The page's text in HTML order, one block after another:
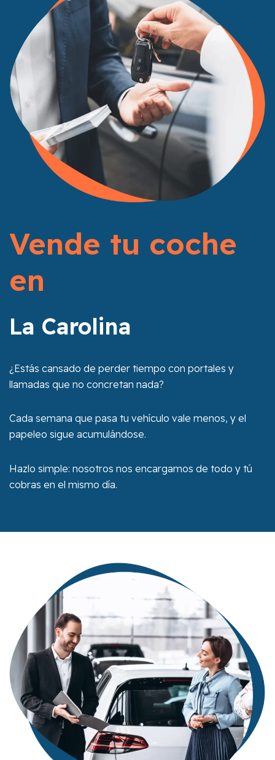
Vende tu coche
en
La Carolina
¿Estás cansado de perder tiempo con portales y
llamadas que no concretan nada?
Cada semana que pasa tu vehículo vale menos, y el
papeleo sigue acumulándose.
Hazlo simple: nosotros nos encargamos de todo y tú
cobras en el mismo día.